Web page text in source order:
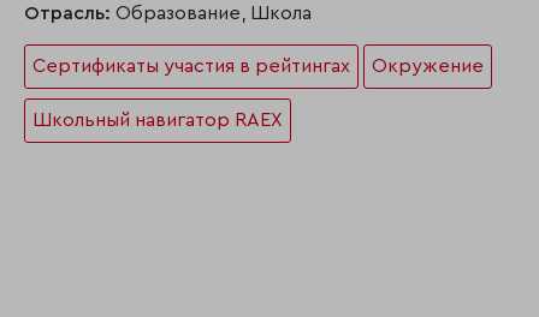
Отрасль: Образование, Школа
Сертификаты участия в рейтингах Окружение
Школьный навигатор RAEX